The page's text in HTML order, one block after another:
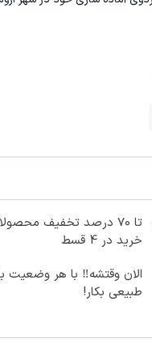
تا 70 درصد تخفیف
خرید در 4 قسط
الان وقتشه‼️ با هر وضعیت
طبیعی بکار!